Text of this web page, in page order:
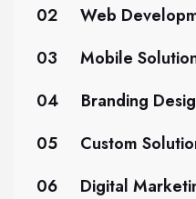
02
Web
03
Mobile
04
Branding
05
Custom
06
Digital